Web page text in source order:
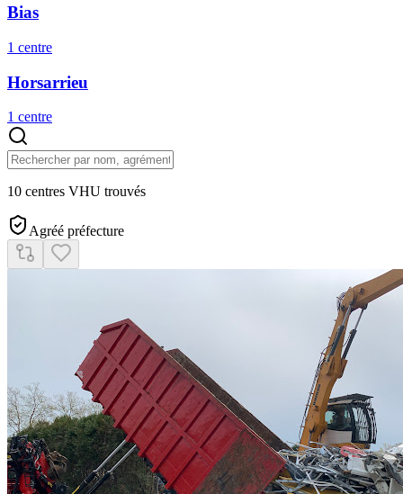
Bias
1 centre
Horsarrieu
1 centre
10 centres VHU trouvés
Agréé préfecture